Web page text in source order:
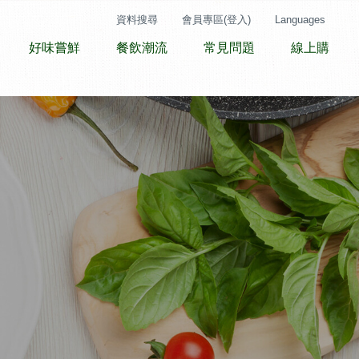
好味嘗鮮 餐飲潮流 常見問題 線上購
資料搜尋 會員專區(登入) Languages